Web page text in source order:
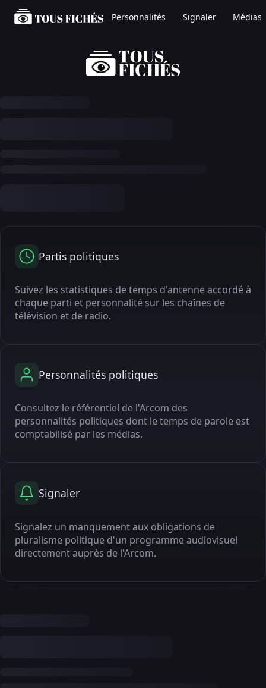
Personnalités Signaler Médias
Partis politiques
Suivez les statistiques de temps d'antenne accordé à
chaque parti et personnalité sur les chaînes de
télévision et de radio.
Personnalités politiques
Consultez le référentiel de l'Arcom des
personnalités politiques dont le temps de parole est
comptabilisé par les médias.
Signaler
Signalez un manquement aux obligations de
pluralisme politique d'un programme audiovisuel
directement auprès de l'Arcom.